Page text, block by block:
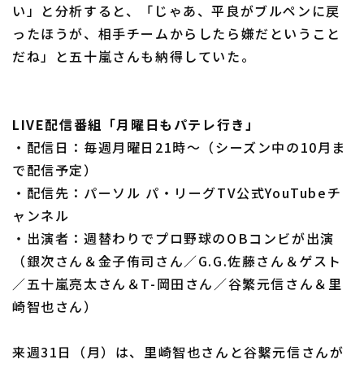
い」と分析すると、「じゃあ、平良がブルペンに戻
ったほうが、相手チームからしたら嫌だということ
だね」と五十嵐さんも納得していた。
LIVE配信番組「月曜日もパテレ行き」
・配信日：毎週月曜日21時～（シーズン中の10月ま
で配信予定）
・配信先：パーソル パ・リーグTV公式YouTubeチ
ャンネル
・出演者：週替わりでプロ野球のOBコンビが出演
（銀次さん＆金子侑司さん／G.G.佐藤さん＆ゲスト
／五十嵐亮太さん＆T-岡田さん／谷繁元信さん＆里
崎智也さん）
来週31日（月）は、里崎智也さんと谷繫元信さんが